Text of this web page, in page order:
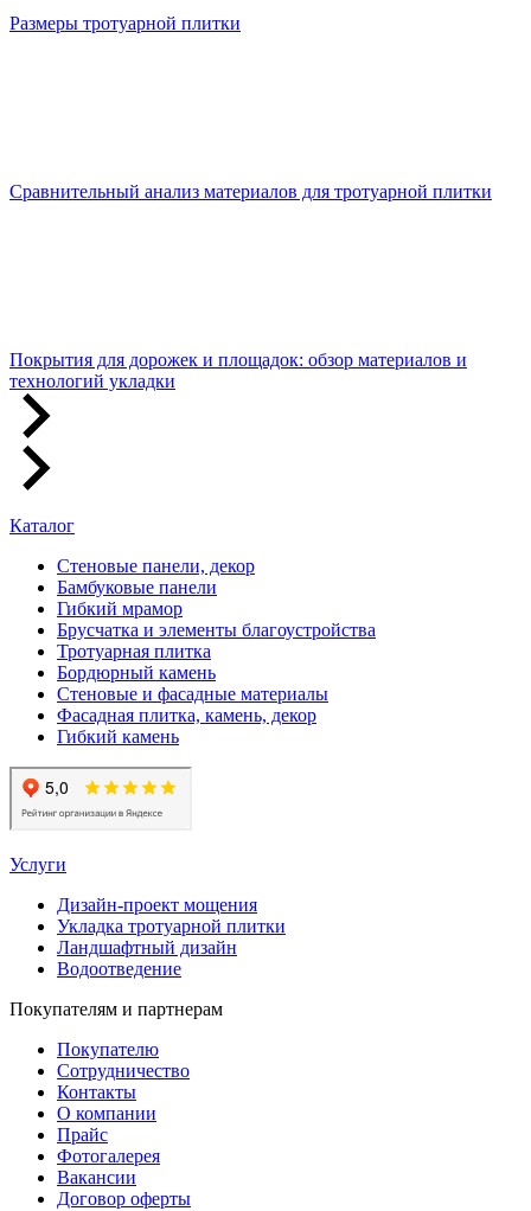
Размеры тротуарной плитки
Сравнительный анализ материалов для тротуарной плитки
Покрытия для дорожек и площадок: обзор материалов и
технологий укладки
Каталог
Стеновые панели, декор
Бамбуковые панели
Гибкий мрамор
Брусчатка и элементы благоустройства
Тротуарная плитка
Бордюрный камень
Стеновые и фасадные материалы
Фасадная плитка, камень, декор
Гибкий камень
Услуги
Дизайн-проект мощения
Укладка тротуарной плитки
Ландшафтный дизайн
Водоотведение
Покупателям и партнерам
Покупателю
Сотрудничество
Контакты
О компании
Прайс
Фотогалерея
Вакансии
Договор оферты